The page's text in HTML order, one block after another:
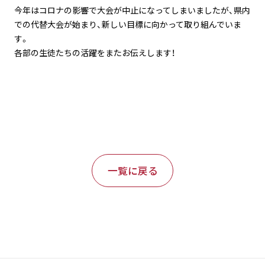
今年はコロナの影響で大会が中止になってしまいましたが、県内
での代替大会が始まり、新しい目標に向かって取り組んでいま
す。
各部の生徒たちの活躍をまたお伝えします！
一覧に戻る